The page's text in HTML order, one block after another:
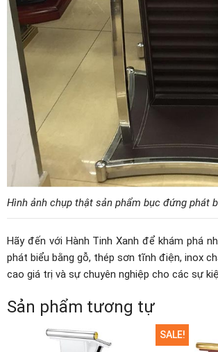
Hình ảnh chụp thật sản phẩm bục đứng phát
Hãy đến với Hành Tinh Xanh để khám phá
phát biểu bằng gỗ, thép sơn tĩnh điện, inox
cao giá trị và sự chuyên nghiệp cho các sự
Sản phẩm tương tự
SALE!